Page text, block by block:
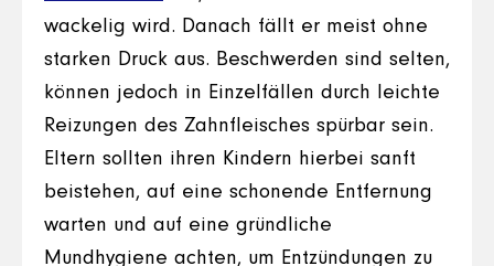
wackelig wird. Danach fällt er meist ohne
starken Druck aus. Beschwerden sind selten,
können jedoch in Einzelfällen durch leichte
Reizungen des Zahnfleisches spürbar sein.
Eltern sollten ihren Kindern hierbei sanft
beistehen, auf eine schonende Entfernung
warten und auf eine gründliche
Mundhygiene achten, um Entzündungen zu